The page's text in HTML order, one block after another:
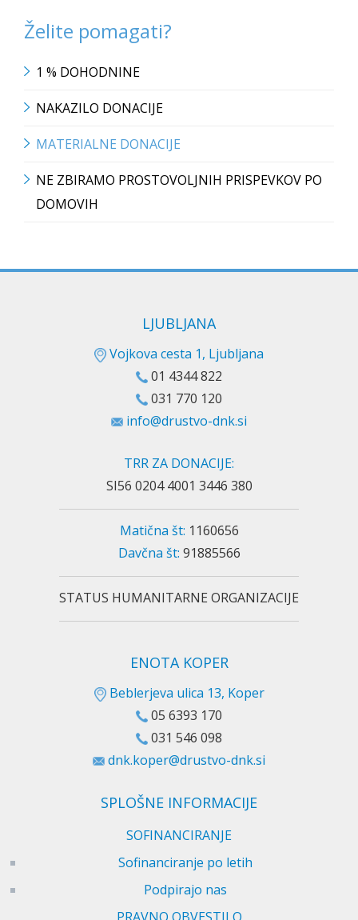
Želite pomagati?
1 % DOHODNINE
NAKAZILO DONACIJE
MATERIALNE DONACIJE
NE ZBIRAMO PROSTOVOLJNIH PRISPEVKOV PO
DOMOVIH
LJUBLJANA
Vojkova cesta 1, Ljubljana
01 4344 822
031 770 120
info@drustvo-dnk.si
TRR ZA DONACIJE:
SI56 0204 4001 3446 380
Matična št: 1160656
Davčna št: 91885566
STATUS HUMANITARNE ORGANIZACIJE
ENOTA KOPER
Beblerjeva ulica 13, Koper
05 6393 170
031 546 098
dnk.koper@drustvo-dnk.si
SPLOŠNE INFORMACIJE
SOFINANCIRANJE
Sofinanciranje po letih
Podpirajo nas